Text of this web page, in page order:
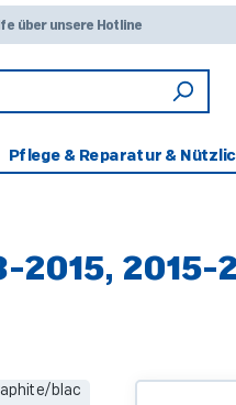
über unsere Hotline
Pflege & Reparatur &
2015, 2015-